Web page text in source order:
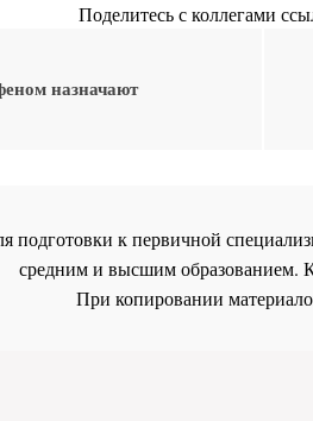
Поделитесь с коллегами
назначают
подготовки к первичной
средним и высшим образованием.
При копировании